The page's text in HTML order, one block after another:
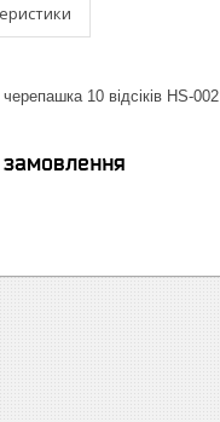
10 відсіків HS-002